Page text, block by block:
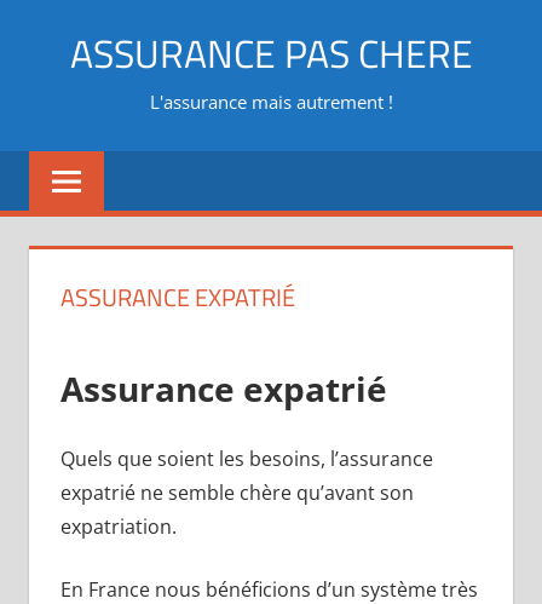
ASSURANCE PAS CHERE
L'assurance mais autrement !
ASSURANCE EXPATRIÉ
Assurance expatrié
Quels que soient les besoins, l’assurance
expatrié ne semble chère qu’avant son
expatriation.
En France nous bénéficions d’un système très